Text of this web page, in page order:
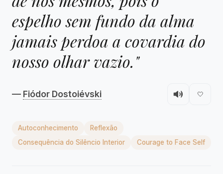
espelho sem fundo da alma
jamais perdoa a covardia do
nosso olhar vazio."
— Fiódor Dostoiévski 🤍
Autoconhecimento
Reflexão
Consequência do Silêncio Interior
Courage to Face Self